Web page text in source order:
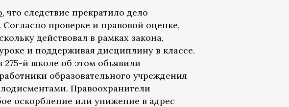
, что следствие прекратило дело
проверке и правовой оценке,
действовал в рамках закона,
и поддерживая дисциплину в классе.
й школе об этом объявили
образовательного учреждения
Правоохранители
оскорбление или унижение в адрес